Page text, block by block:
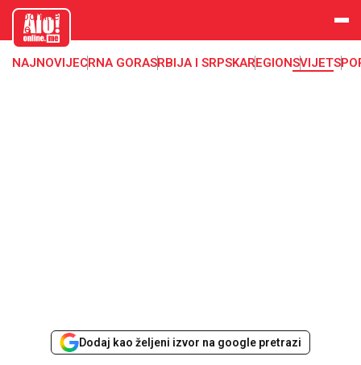
aloonline.
me
NAJNOVIJECRNA GORASRBIJA I SRPSKAREGIONSVIJET
Dodaj kao željeni izvor na google pretrazi